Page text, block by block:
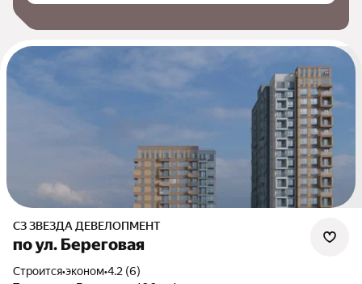
СЗ ЗВЕЗДА ДЕВЕЛОПМЕНТ
по ул. Береговая
Строится•эконом•4.2 (6)